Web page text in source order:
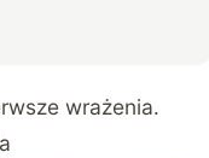
wrażenia.